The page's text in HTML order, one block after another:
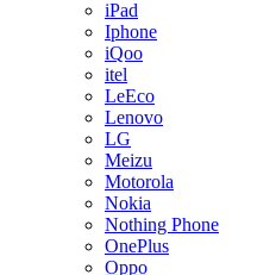
iPad
Iphone
iQoo
itel
LeEco
Lenovo
LG
Meizu
Motorola
Nokia
Nothing Phone
OnePlus
Oppo